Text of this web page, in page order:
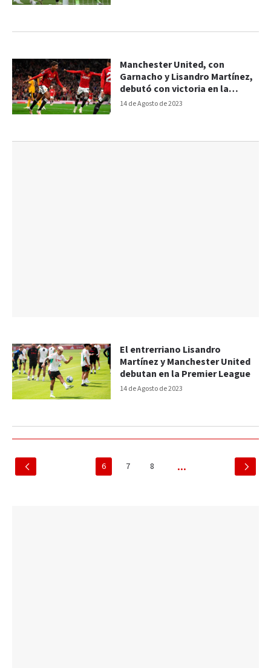
14 de Agosto de 2023
Manchester United, con
Garnacho y Lisandro Martínez,
debutó con victoria en la
Premier League
14 de Agosto de 2023
El entrerriano Lisandro
Martínez y Manchester United
debutan en la Premier League
6 7 8